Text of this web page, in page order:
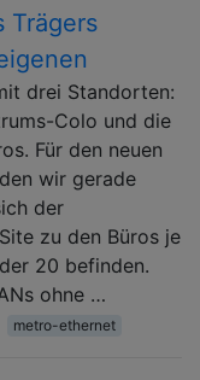
Trägers
drei Standorten:
Colo und die
Für den neuen
wir gerade
der
zu den Büros je
20 befinden.
ohne …
metro-ethernet